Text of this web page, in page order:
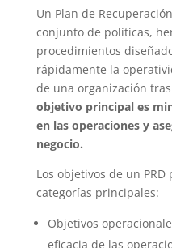
Un Plan de
conjunto de políticas,
procedimientos
rápidamente la
de una organización
objetivo principal es
en las operaciones y
negocio.
Los objetivos de un
categorías principales:
Objetivos
eficacia de las